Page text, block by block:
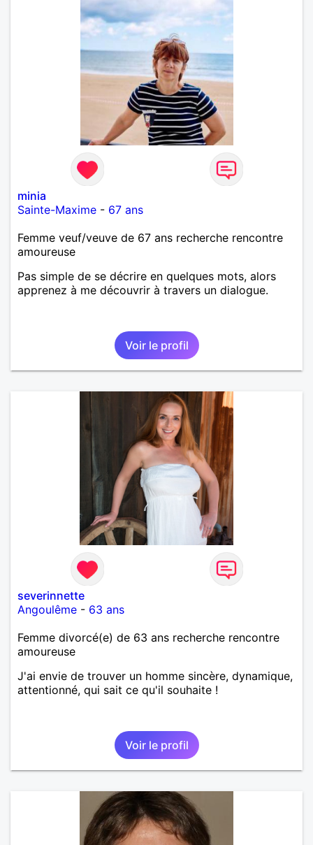
minia
Sainte-Maxime - 67 ans
Femme veuf/veuve de 67 ans recherche rencontre
amoureuse
Pas simple de se décrire en quelques mots, alors
apprenez à me découvrir à travers un dialogue.
Voir le profil
severinnette
Angoulême - 63 ans
Femme divorcé(e) de 63 ans recherche rencontre
amoureuse
J'ai envie de trouver un homme sincère, dynamique,
attentionné, qui sait ce qu'il souhaite !
Voir le profil